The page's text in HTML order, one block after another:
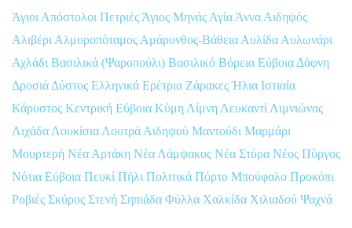
Άγιοι Απόστολοι Πετριές Άγιος Μηνάς Αγία Άννα Αιδηψός
Αλιβέρι Αλμυροπόταμος Αμάρυνθος-Βάθεια Αυλίδα Αυλωνάρι
Αχλάδι Βασιλικά (Ψαροπούλι) Βασιλικό Βόρεια Εύβοια Δάφνη
Δροσιά Δύστος Ελληνικά Ερέτρια ΖάρακεςΉλια Ιστιαία
Κάρυστος Κεντρική Εύβοια Κύμη Λίμνη Λευκαντί Λιμνιώνας
Λιχάδα Λουκίσια Λουτρά Αιδηψού Μαντούδι Μαρμάρι
Μουρτερή Νέα Αρτάκη Νέα Λάμψακος Νέα Στύρα Νέος Πύργος
Νότια Εύβοια Πευκί Πήλι Πολιτικά Πόρτο Μπούφαλο Προκόπι
Ροβιές Σκύρος Στενή Σηπιάδα Φύλλα Χαλκίδα Χιλιαδού Ψαχνά